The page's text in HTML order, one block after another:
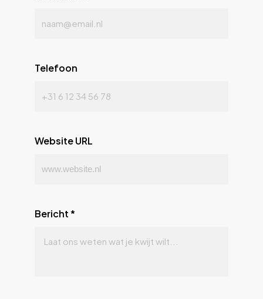
Telefoon
Website URL
Bericht*